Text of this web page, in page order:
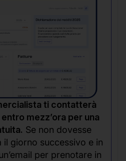
ti contatterà
mezz’ora per una
Se non dovesse
giorno successivo e in
per prenotare in